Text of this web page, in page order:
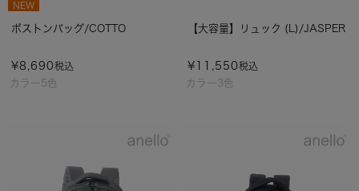
カラー5色
NEW
ボストンバッグ/COTTO
¥8,690税込
カラー3色
【大容量】リュック (L)/JASPER
¥ 11,550税込